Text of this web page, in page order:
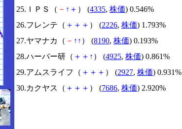
25.ＩＰＳ（ － ↑ ＋ ） (4335, 株価) 0.546%
26.フレンテ（ ＋ ＋ ＋ ） (2226, 株価) 1.793%
27.ヤマナカ（ － ↑ ↑ ） (8190, 株価) 0.193%
28.ハーバー研（ ＋ ＋ ↑ ） (4925, 株価) 0.861%
29.アムスライフ（ ＋ ＋ ＋ ） (2927, 株価) 0.931%
30.カクヤス（ ＋ ＋ ＋ ） (7686, 株価) 2.920%